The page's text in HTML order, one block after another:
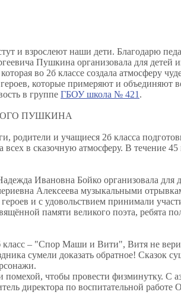
и взрослеют наши дети. Благодарю
Пушкина организовала для детей
во 2б классе создала атмосферу
которые примеряют и объединяют
в группе ГБОУ школа № 421 .
ПУШКИНА
и учащиеся 2б класса
всех в сказочную атмосферу. В
Ивановна Бойко организовала для
Алексеева музыкальными
и с удовольствием принимали
памяти великого поэта, ребята
– "Спор Маши и Вити", Витя не
сумели доказать обратное! Сказок
чтобы провести физминутку. С
директора по воспитательной работе